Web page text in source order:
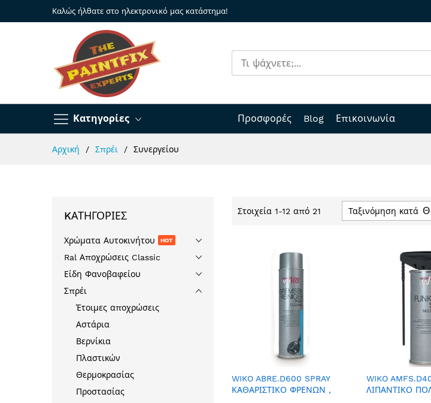
Καλώς ήλθατε στο ηλεκτρονικό μας κατάστημα!
Κατηγορίες Προσφορές Blog Επικοινωνία
Αρχική Σπρέι Συνεργείου
Στοιχεία 1-12 από 21 Ταξινόμηση κατά
WIKO ABRE.D600 SPRAY
ΚΑΘΑΡΙΣΤΙΚΟ ΦΡΕΝΩΝ ,
WIKO
ΛΙΠΑΝΤΙΚΟ
KΑΤΗΓΟΡΊΕΣ
Χρώματα Αυτοκινήτου HOT
Ral Αποχρώσεις Classic
Είδη Φανοβαφείου
Σπρέι
Έτοιμες αποχρώσεις
Αστάρια
Βερνίκια
Πλαστικών
Θερμοκρασίας
Προστασίας